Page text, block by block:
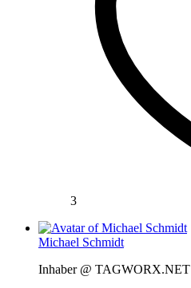
3
Michael Schmidt
Inhaber @ TAGWORX.NET